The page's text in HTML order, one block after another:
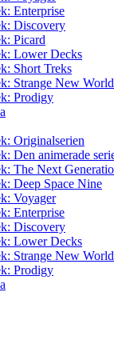
Enterprise
Discovery
Picard
Lower Decks
Short Treks
Strange New
Prodigy
Originalserien
Den animerade
The Next
Deep Space Nine
Voyager
Enterprise
Discovery
Lower Decks
Strange New
Prodigy